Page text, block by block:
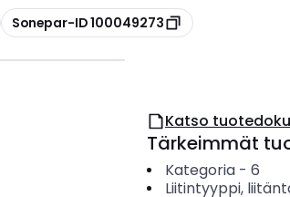
Kopioi
Sonepar-ID 100049273
Katso
Tärkeimmät
Kategoria- 6
Liitintyyppi,